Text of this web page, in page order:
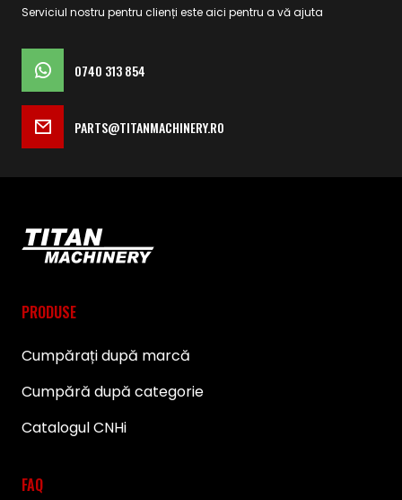
Serviciul nostru pentru clienți este aici pentru a vă ajuta
0740 313 854
PARTS@TITANMACHINERY.RO
PRODUSE
Cumpărați după marcă
Cumpără după categorie
Catalogul CNHi
FAQ